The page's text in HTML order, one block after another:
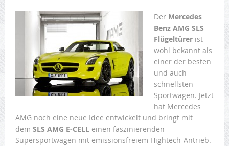
Der Mercedes
Benz AMG SLS
Flügeltürerist
wohl bekannt als
einer der besten
und auch
schnellsten
Sportwagen. Jetzt
hat Mercedes
AMG noch eine neue Idee entwickelt und bringt mit
dem SLS AMG E-CELLeinen faszinierenden
Supersportwagen mit emissionsfreiem Hightech-Antrieb.